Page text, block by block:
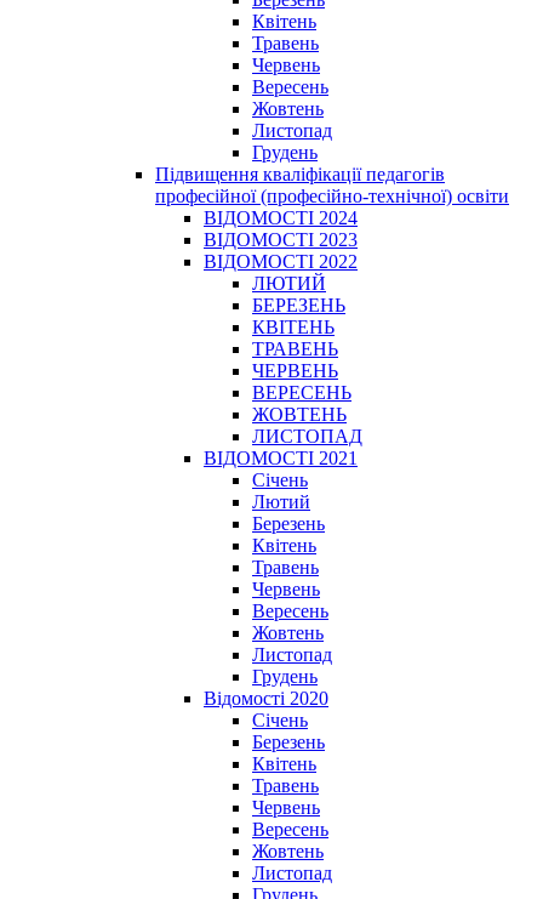
Квітень
Травень
Червень
Вересень
Жовтень
Листопад
Грудень
Підвищення кваліфікації педагогів
професійної (професійно-технічної) освіти
ВІДОМОСТІ 2024
ВІДОМОСТІ 2023
ВІДОМОСТІ 2022
ЛЮТИЙ
БЕРЕЗЕНЬ
КВІТЕНЬ
ТРАВЕНЬ
ЧЕРВЕНЬ
ВЕРЕСЕНЬ
ЖОВТЕНЬ
ЛИСТОПАД
ВІДОМОСТІ 2021
Січень
Лютий
Березень
Квітень
Травень
Червень
Вересень
Жовтень
Листопад
Грудень
Відомості 2020
Січень
Березень
Квітень
Травень
Червень
Вересень
Жовтень
Листопад
Грудень